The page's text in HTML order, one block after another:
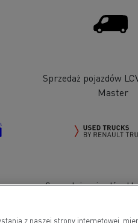
Sprzedaż pojazdów
Master
Sprzedaż pojazdów
z naszej strony internetowej,